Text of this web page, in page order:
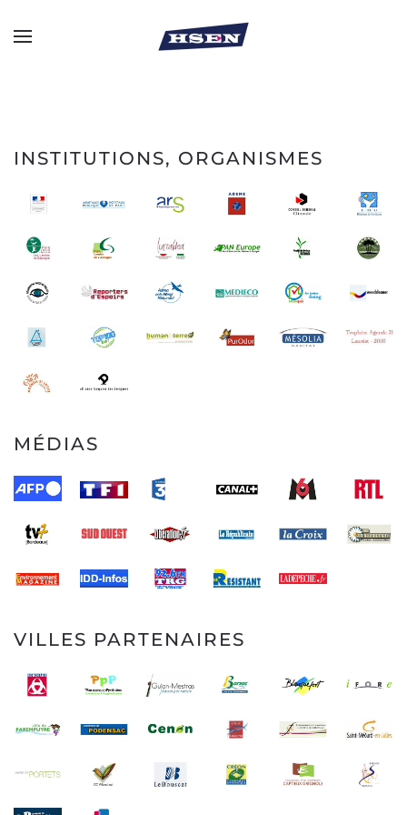
Skip to main content
INSTITUTIONS, ORGANISMES
MÉDIAS
VILLES PARTENAIRES